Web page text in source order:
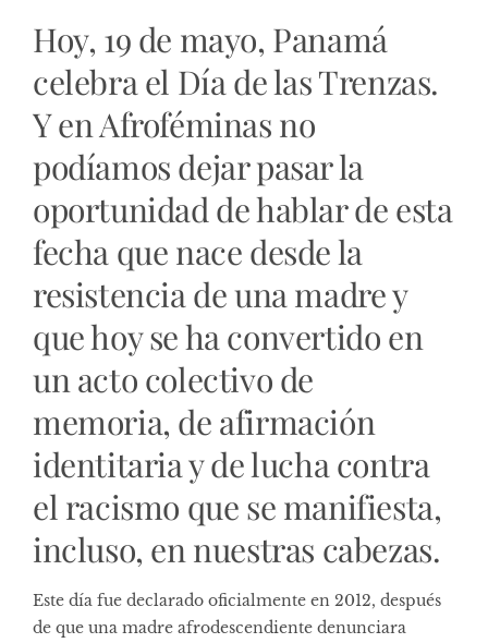
Hoy, 19 de mayo, Panamá
celebra el Día de las Trenzas.
Y en Afroféminas no
podíamos dejar pasar la
oportunidad de hablar de esta
fecha que nace desde la
resistencia de una madre y
que hoy se ha convertido en
un acto colectivo de
memoria, de afirmación
identitaria y de lucha contra
el racismo que se manifiesta,
incluso, en nuestras cabezas.
Este día fue declarado oficialmente en 2012, después
de que una madre afrodescendiente denunciara